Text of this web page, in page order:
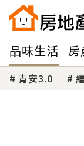
品味生活 房
青安3.0